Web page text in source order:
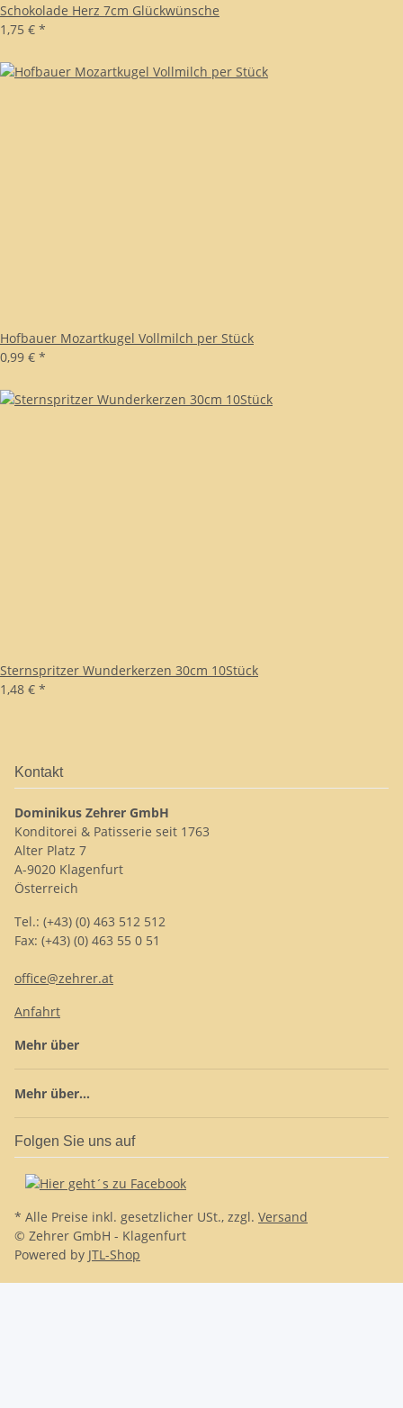
Schokolade Herz 7cm Glückwünsche
1,75 € *
Hofbauer Mozartkugel Vollmilch per Stück
0,99 € *
Sternspritzer Wunderkerzen 30cm 10Stück
1,48 € *
Kontakt
Dominikus Zehrer GmbH
Konditorei & Patisserie seit 1763
Alter Platz 7
A-9020 Klagenfurt
Österreich
Tel.: (+43) (0) 463 512 512
Fax: (+43) (0) 463 55 0 51
office@zehrer.at
Anfahrt
Mehr über
Mehr über...
Folgen Sie uns auf
* Alle Preise inkl. gesetzlicher USt., zzgl. Versand
© Zehrer GmbH - Klagenfurt
Powered by JTL-Shop